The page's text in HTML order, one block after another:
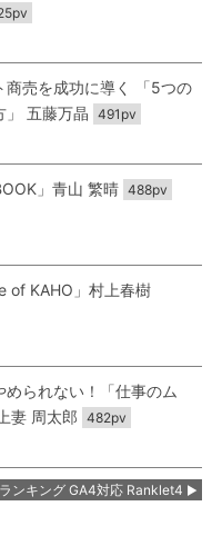
商売を成功に導く 「5つの
」 五藤万晶 491pv
」青山 繁晴 488pv
of KAHO」村上春樹
められない！「仕事のム
妻 周太郎 482pv
ンキング GA4対応 Ranklet4